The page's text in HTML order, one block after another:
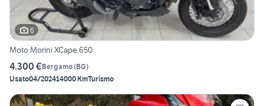
6
Moto Morini XCape 650
4.300 €Bergamo(BG)
Usato04/202414000 KmTurismo